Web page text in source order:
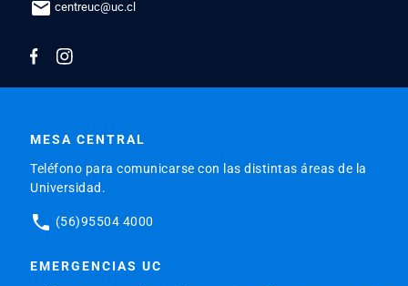
mail centreuc@uc.cl
MESA CENTRAL
Teléfono para comunicarse con las distintas áreas de la
Universidad.
phone (56)95504 4000
EMERGENCIAS UC